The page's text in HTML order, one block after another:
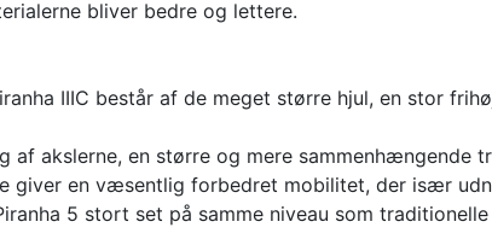
bliver bedre og lettere.
IIIC består af de meget større hjul, en stor
af akslerne, en større og mere sammenhængende
giver en væsentlig forbedret mobilitet, der især
5 stort set på samme niveau som